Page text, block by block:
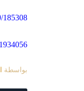
بواسطة